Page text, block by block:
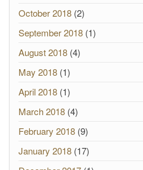
October 2018 (2)
September 2018 (1)
August 2018 (4)
May 2018 (1)
April 2018 (1)
March 2018 (4)
February 2018 (9)
January 2018 (17)